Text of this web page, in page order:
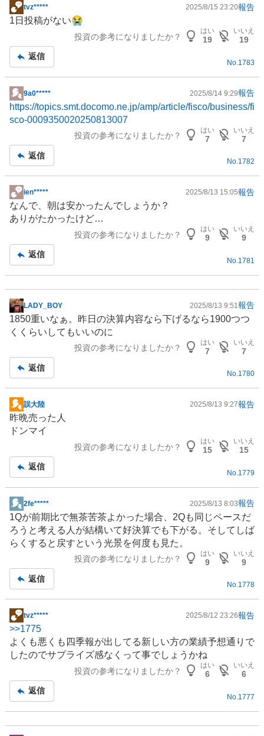
掲
示
事
tvz***** 2025/8/15 23:20報告
1日投稿がない😭
投資の参考になりましたか？
はい
19
いいえ
19
返信
No. 1783
掲
示
板
9a0***** 2025/8/14 9:29報告
https://topics.smt.docomo.ne.jp/amp/article/fisco/business/fi
sco-0009350020250813007
投資の参考になりましたか？
はい
7
いいえ
7
返信
No.1782
掲
示
板
ien***** 2025/8/13 15:05報告
なんで、朝は安かったんでしょうか？
ありがたかったけど…
投資の参考になりましたか？
はい
9
いいえ
9
返信
No. 1781
掲
示
板
LADY_BOY 2025/8/13 9:51 報告
1850重いなぁ。昨日の決算内容なら下げるなら1900つつ
くくらいしてもいいのに
投資の参考になりましたか？
はい
7
いいえ
7
返信
No.1780
掲
示
板
誤大陸 2025/8/13 9:27報告
昨晩売った人
ドンマイ
投資の参考になりましたか？
はい
15
いいえ
15
返信
No. 1779
掲
示
板
記
2fe***** 2025/8/13 8:03報告
1Qが前期比で無茶苦茶よかった場合、2Qも同じペースだ
ろうと考える人が結構いて好決算でも下がる。そしてしば
らくすると戻すという光景を何度も見た。
投資の参考になりましたか？
はい
9
いいえ
9
返信
No.1778
掲
示
板
記
tvz***** 2025/8/12 23:26報告
>>1775
よくも悪くも四季報が出してる新しい方の業績予想通りで
したのでサプライズ感なくって事でしょうかね
投資の参考になりましたか？
はい
6
いいえ
6
返信
No. 1777